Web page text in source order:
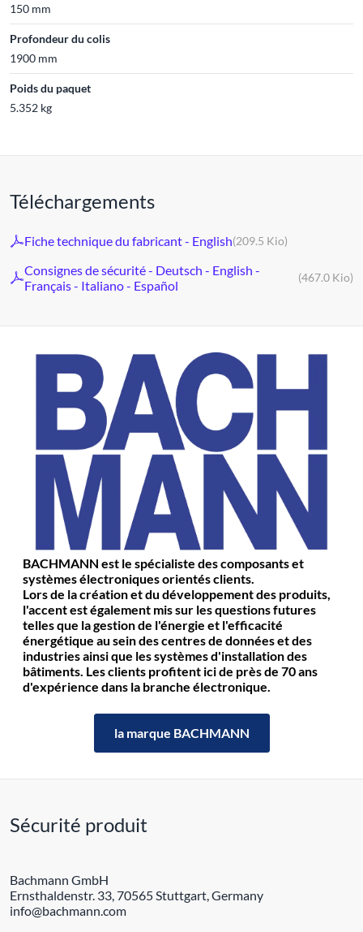
150 mm
Profondeur du colis
1900 mm
Poids du paquet
5.352 kg
Téléchargements
Fiche technique du fabricant - English(209.5 Kio)
Consignes de sécurité - Deutsch - English -
Français - Italiano - Español
(467.0 Kio)
BACHMANN est le spécialiste des composants et
systèmes électroniques orientés clients.
Lors de la création et du développement des produits,
l'accent est également mis sur les questions futures
telles que la gestion de l'énergie et l'efficacité
énergétique au sein des centres de données et des
industries ainsi que les systèmes d'installation des
bâtiments. Les clients profitent ici de près de 70 ans
d'expérience dans la branche électronique.
la marque BACHMANN
Sécurité produit
Bachmann GmbH
Ernsthaldenstr. 33, 70565 Stuttgart, Germany
info@bachmann.com